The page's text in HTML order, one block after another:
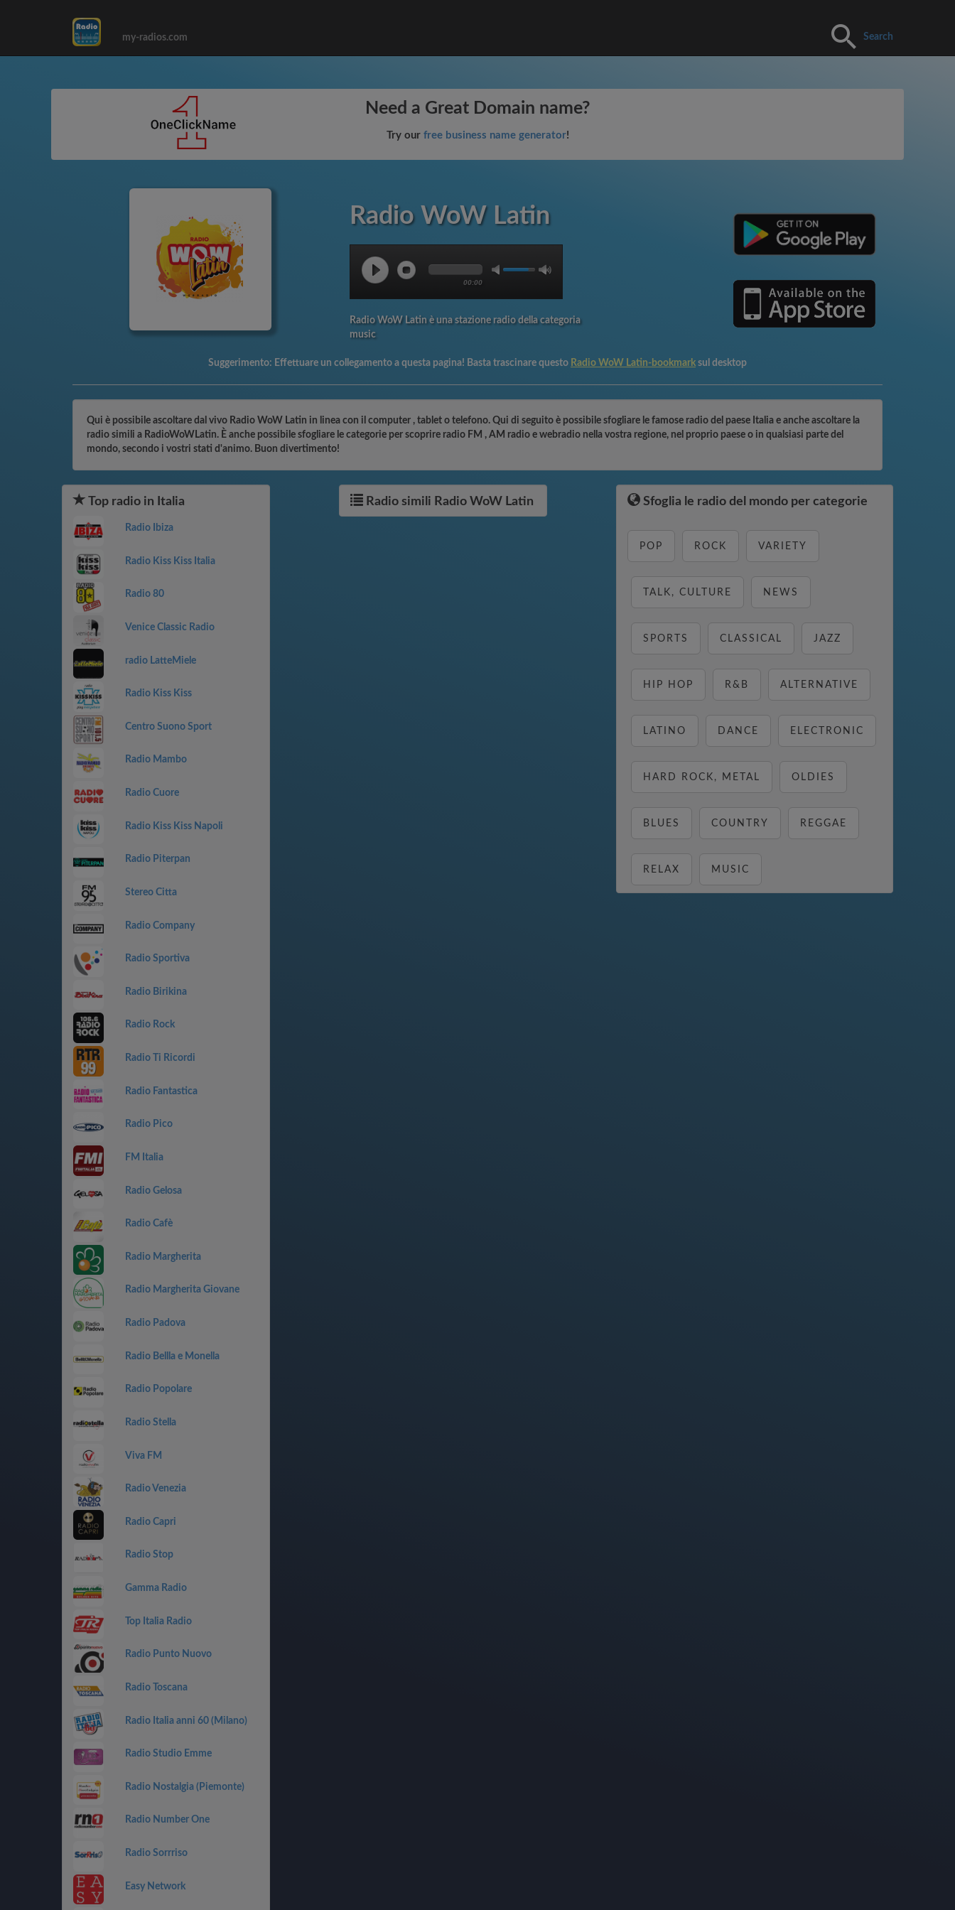
my-radios.com Search
Need a Great Domain name?
Try our free business name generator!
Radio WoW Latin
00:00
Radio WoW Latin è una stazione radio della categoria
music
Suggerimento: Effettuare un collegamento a questa pagina! Basta trascinare questo Radio WoW Latin-bookmark sul desktop
Qui è possibile ascoltare dal vivo Radio WoW Latin in linea con il computer , tablet o telefono. Qui di seguito è possibile sfogliare le famose radio del paese Italia e anche ascoltare la
radio simili a RadioWoWLatin. È anche possibile sfogliare le categorie per scoprire radio FM , AM radio e webradio nella vostra regione, nel proprio paese o in qualsiasi parte del
mondo, secondo i vostri stati d'animo. Buon divertimento!
Top radio in Italia
Radio Ibiza
Radio Kiss Kiss Italia
Radio 80
Venice Classic Radio
radio LatteMiele
Radio Kiss Kiss
Centro Suono Sport
Radio Mambo
Radio Cuore
Radio Kiss Kiss Napoli
Radio Piterpan
Stereo Citta
Radio Company
Radio Sportiva
Radio Birikina
Radio Rock
Radio Ti Ricordi
Radio Fantastica
Radio Pico
FM Italia
Radio Gelosa
Radio Cafè
Radio Margherita
Radio Margherita Giovane
Radio Padova
Radio Bellla e Monella
Radio Popolare
Radio Stella
Viva FM
Radio Venezia
Radio Capri
Radio Stop
Gamma Radio
Top Italia Radio
Radio Punto Nuovo
Radio Toscana
Radio Italia anni 60 (Milano)
Radio Studio Emme
Radio Nostalgia (Piemonte)
Radio Number One
Radio Sorrriso
Easy Network
Radio simili Radio WoW Latin Sfoglia le radio del mondo per categorie
POP ROCK VARIETY
TALK, CULTURE NEWS
SPORTS CLASSICAL JAZZ
HIP HOP R&B ALTERNATIVE
LATINO DANCE ELECTRONIC
HARD ROCK, METAL OLDIES
BLUES COUNTRY REGGAE
RELAX MUSIC